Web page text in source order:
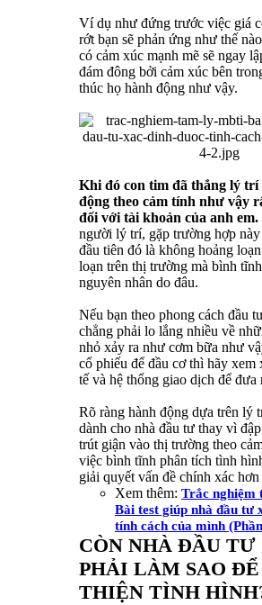
Ví dụ như đứng trước việc giá
rớt bạn sẽ phản ứng như thế
có cảm xúc mạnh mẽ sẽ ngay
đám đông bởi cảm xúc bên
thúc họ hành động như vậy.
Khi đó con tim đã thắng lý trí
động theo cảm tính như vậy
đối với tài khoản của anh em.
người lý trí, gặp trường hợp này
đầu tiên đó là không hoảng
loạn trên thị trường mà bình
nguyên nhân do đâu.
Nếu bạn theo phong cách đầu
chẳng phải lo lắng nhiều về
nhỏ xảy ra như cơm bữa như
cổ phiếu để đầu cơ thì hãy
tế và hệ thống giao dịch để đưa
Rõ ràng hành động dựa trên lý
dành cho nhà đầu tư thay vì
trút giận vào thị trường theo
việc bình tĩnh phân tích tình
giải quyết vấn đề chính xác hơn
Xem thêm: Trắc nghiệm
Bài test giúp nhà đầu tư
tính cách của mình
CÒN NHÀ ĐẦU TƯ
PHẢI LÀM SAO
THIỆN TÌNH